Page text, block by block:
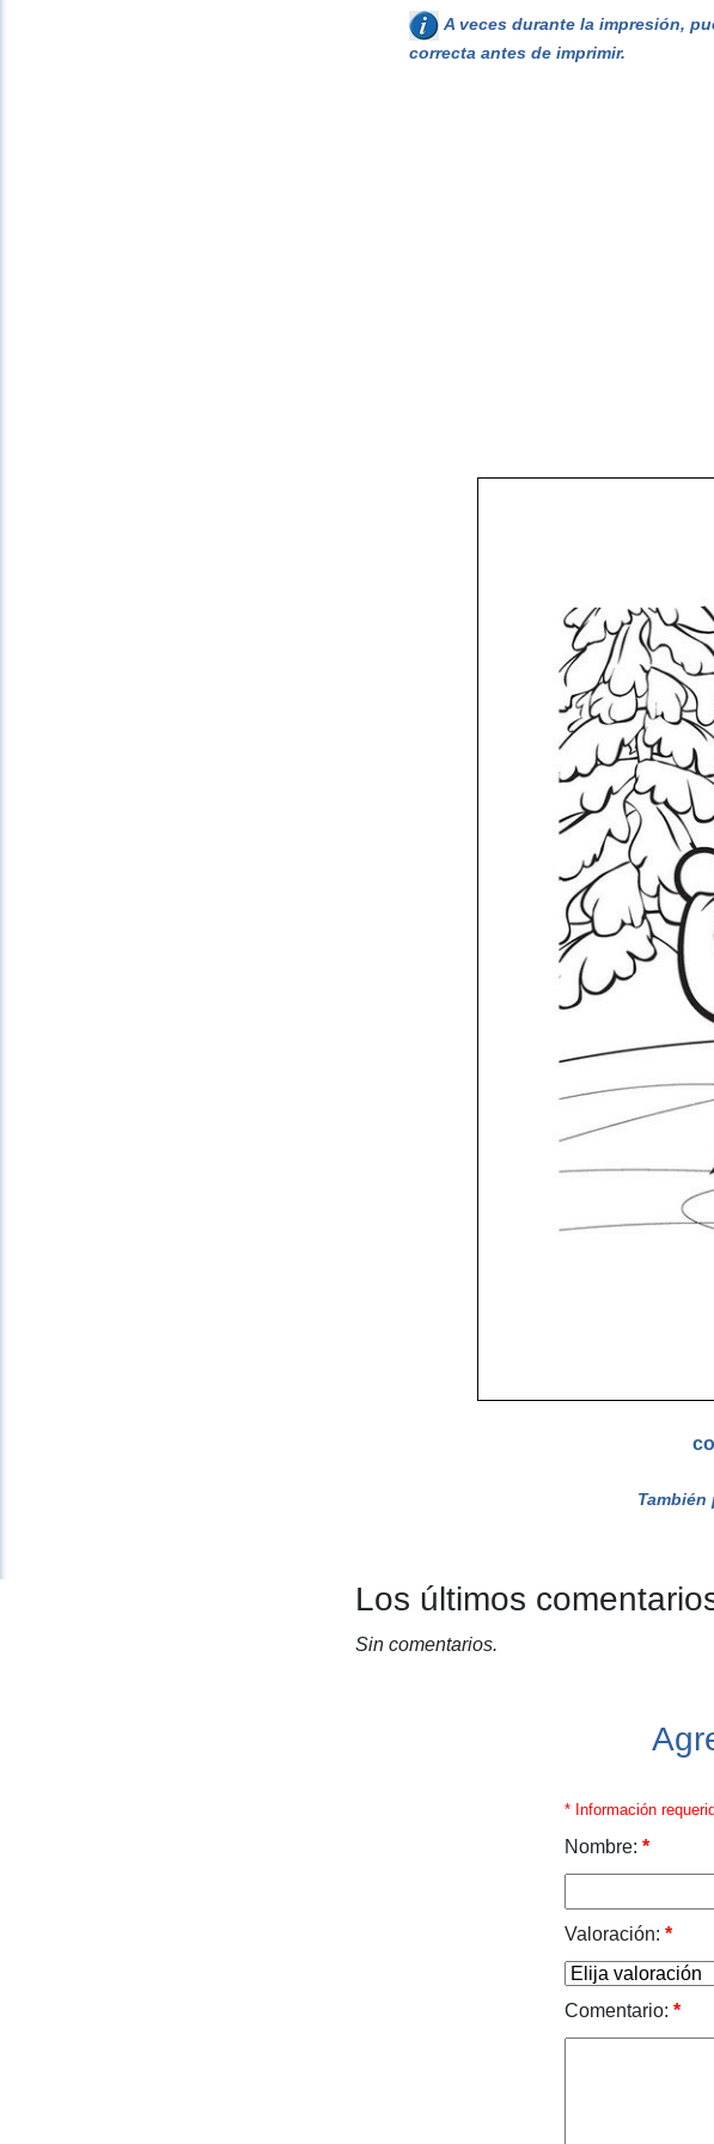
A veces durante la impresión,
correcta antes de imprimir.
También
Los últimos
Sin comentarios.
* Información
Nombre: *
Valoración: *
Comentario: *